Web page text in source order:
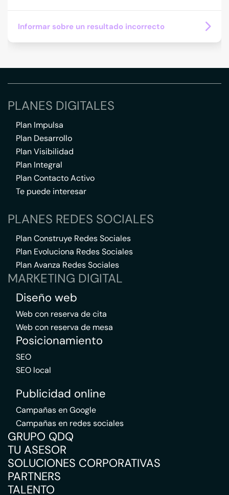
Informar sobre un resultado incorrecto
PLANES DIGITALES
Plan Impulsa
Plan Desarrollo
Plan Visibilidad
Plan Integral
Plan Contacto Activo
Te puede interesar
PLANES REDES SOCIALES
Plan Construye Redes Sociales
Plan Evoluciona Redes Sociales
Plan Avanza Redes Sociales
MARKETING DIGITAL
Diseño web
Web con reserva de cita
Web con reserva de mesa
Posicionamiento
SEO
SEO local
Publicidad online
Campañas en Google
Campañas en redes sociales
GRUPO QDQ
TU ASESOR
SOLUCIONES CORPORATIVAS
PARTNERS
TALENTO